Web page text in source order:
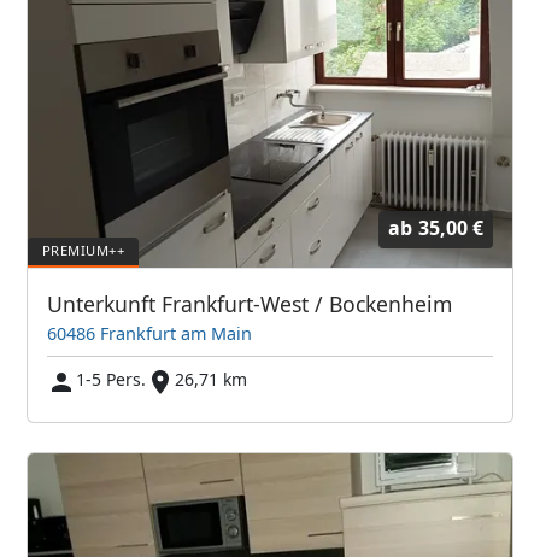
ab 35,00 €
Unterkunft Frankfurt-West / Bockenheim
60486 Frankfurt am Main
1-5 Pers.
26,71 km